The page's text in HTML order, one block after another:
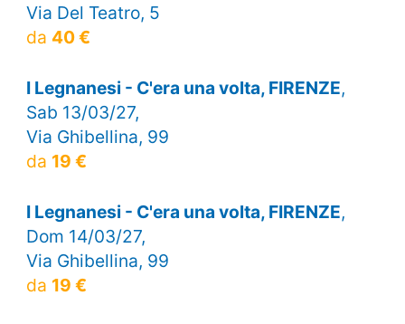
Via Del Teatro, 5
da 40 €
I Legnanesi - C'era una volta, FIRENZE,
Sab 13/03/27,
Via Ghibellina, 99
da 19 €
I Legnanesi - C'era una volta, FIRENZE,
Dom 14/03/27,
Via Ghibellina, 99
da 19 €